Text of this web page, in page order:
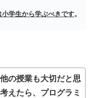
学生から学ぶべきです。
の授業も大切だと思
えたら、プログラミ